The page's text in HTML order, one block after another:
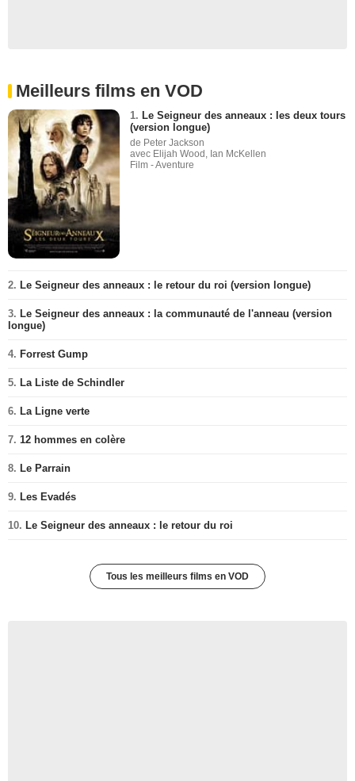
Meilleurs films en VOD
1. Le Seigneur des anneaux : les deux tours
(version longue)
de Peter Jackson
avec Elijah Wood, Ian McKellen
Film - Aventure
2. Le Seigneur des anneaux : le retour du roi (version longue)
3. Le Seigneur des anneaux : la communauté de l'anneau (version
longue)
4. Forrest Gump
5. La Liste de Schindler
6. La Ligne verte
7. 12 hommes en colère
8. Le Parrain
9. Les Evadés
10. Le Seigneur des anneaux : le retour du roi
Tous les meilleurs films en VOD